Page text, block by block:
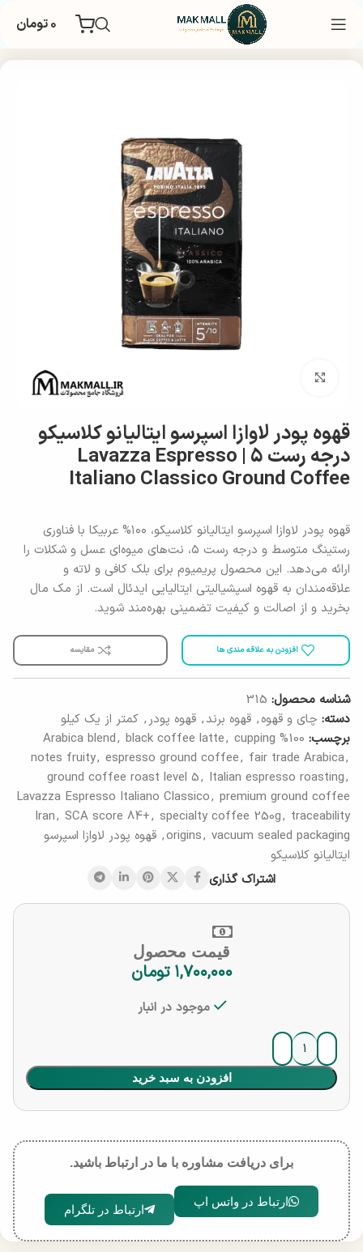
۰تومان
قهوه پودر
قهوه پودر لاوازا اسپرسو ایتالیانو کلاسیکو
درجه رست ۵ | Lavazza Espresso
Italiano Classico Ground Coffee
قهوه پودر لاوازا اسپرسو ایتالیانو کلاسیکو، ۱۰۰% عربیکا با فناوری
رستینگ متوسط و درجه رست ۵، نت‌های میوه‌ای عسل و شکلات را
ارائه می‌دهد. این محصول پریمیوم برای بلک کافی و لاته و
علاقه‌مندان به قهوه اسپشیالیتی ایتالیایی ایدئال است. از مک مال
بخرید و از اصالت و کیفیت تضمینی بهره‌مند شوید.
افزودن به علاقه مندی ها مقایسه
شناسه محصول: 315
دسته: چای و قهوه, قهوه برند, قهوه پودر, کمتر از یک کیلو
برچسب: 100% Arabica blend
, black coffee latte, cupping
notes fruity, espresso ground coffee, fair trade Arabica,
ground coffee roast level 5, Italian espresso roasting,
Lavazza Espresso Italiano Classico, premium ground coffee
Iran, SCA score 84+, specialty coffee 250g, traceability
origins, vacuum sealed packaging
, قهوه پودر لاوازا اسپرسو
ایتالیانو کلاسیکو
اشتراک گذاری
قیمت محصول
۱,۷۰۰,۰۰۰ تومان
موجود در انبار
افزودن به سبد خرید
برای دریافت مشاوره با ما در ارتباط باشید.
ارتباط در واتس اپ
ارتباط در تلگرام